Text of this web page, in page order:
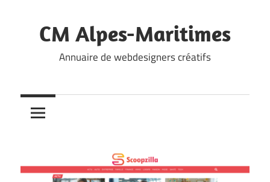
contentCM Alpes-Maritimes
Annuaire de webdesigners créatifs